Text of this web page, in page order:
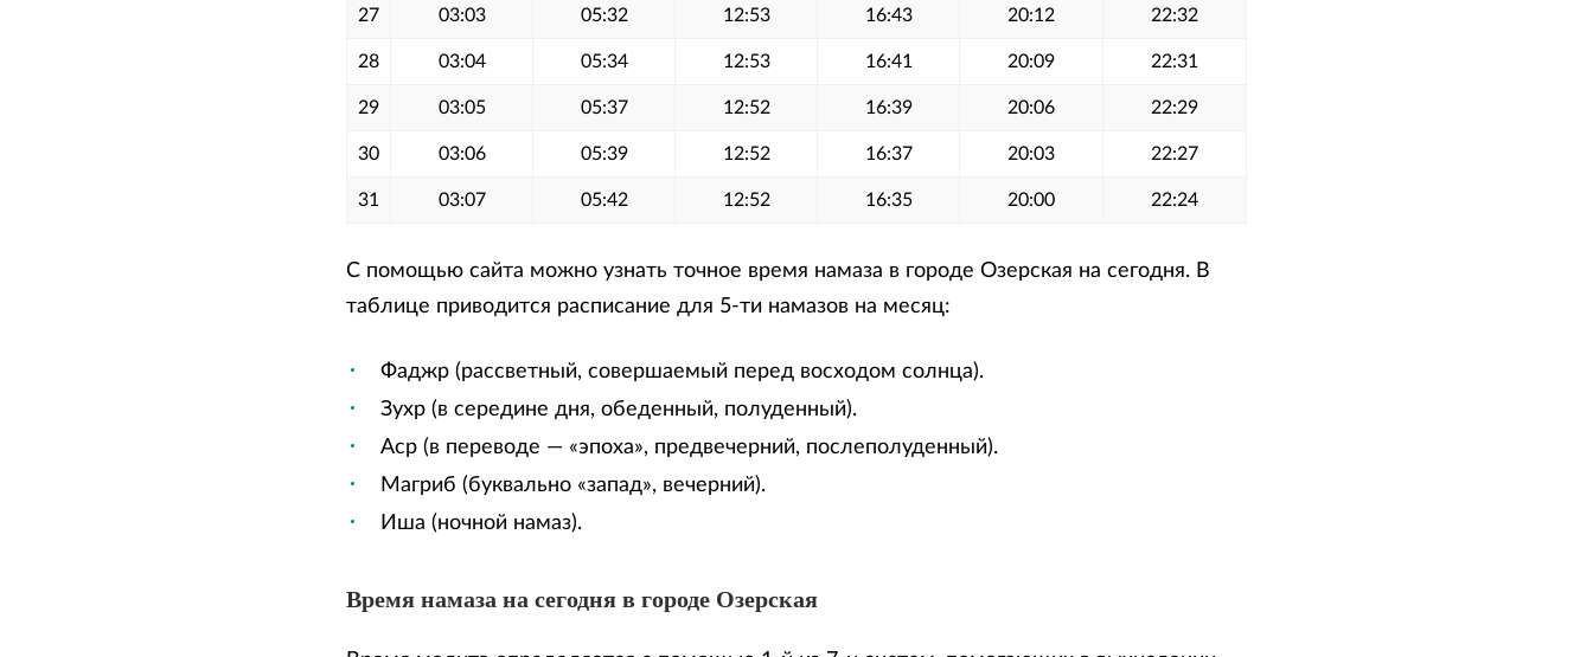
27 03:03 05:32 12:53 16:43 20:12 22:32
28 03:04 05:34 12:53 16:41 20:09 22:31
29 03:05 05:37 12:52 16:39 20:06 22:29
30 03:06 05:39 12:52 16:37 20:03 22:27
31 03:07 05:42 12:52 16:35 20:00 22:24
С помощью сайта можно узнать точное время намаза в городе Озерская на сегодня. В
таблице приводится расписание для 5-ти намазов на месяц:
Фаджр (рассветный, совершаемый перед восходом солнца).
Зухр (в середине дня, обеденный, полуденный).
Аср (в переводе — «эпоха», предвечерний, послеполуденный).
Магриб (буквально «запад», вечерний).
Иша (ночной намаз).
Время намаза на сегодня в городе Озерская